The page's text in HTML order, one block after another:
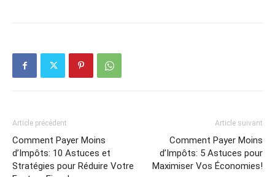
Article précédent
Comment Payer Moins
d’Impôts: 10 Astuces et
Stratégies pour Réduire Votre
Article suivant
Comment Payer Moins
d’Impôts: 5 Astuces pour
Maximiser Vos Économies!